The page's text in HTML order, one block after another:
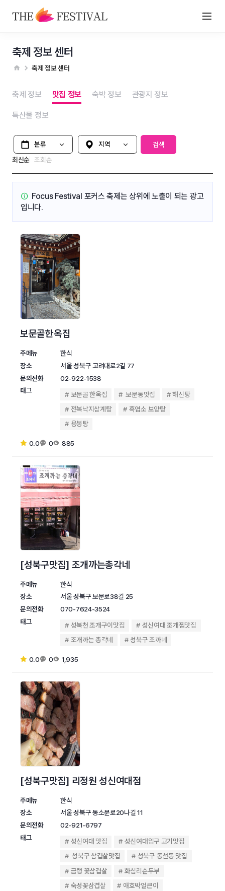
축제 정보 센터
축제 정보 센터
축제 정보 맛집 정보 숙박 정보 관광지 정보
특산물 정보
분류 지역 선택
검색
최신순
조회순
Focus Festival 포커스 축제는 상위에 노출이 되는 광고
입니다.
보문골한옥집
주메뉴
한식
장소
서울 성북구 고려대로2길 77
문의전화
02-922-1538
태그
보문골 한옥집 보문동맛집
해신탕
전복낙지삼계탕
흑염소 보양탕
용봉탕
0.0 0 885
[성북구맛집] 조개까는총각네
주메뉴
한식
장소
서울 성북구 보문로38길 25
문의전화
070-7624-3524
태그
성북천 조개구이맛집
성신여대 조개찜맛집
조개까는 총각네
성북구 조까네
0.0 0 1,935
[성북구맛집] 리정원 성신여대점
주메뉴
한식
장소
서울 성북구 동소문로20나길 11
문의전화
02-921-6797
태그
성신여대 맛집
성신여대입구 고기맛집
성북구 삼겹살맛집
성북구 동선동 맛집
금랭 꽃삼겹살
화심리순두부
숙성꽃삼겹살
애호박얼큰이